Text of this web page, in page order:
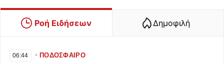
Ροή Ειδήσεων Δημοφιλή
06:44 ∙ΠΟΔΟΣΦΑΙΡΟ